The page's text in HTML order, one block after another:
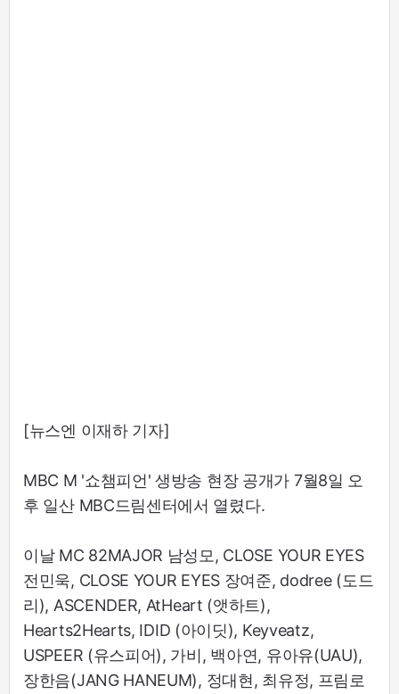
[뉴스엔 이재하 기자]
MBC M '쇼챔피언' 생방송 현장 공개가 7월8일 오
후 일산 MBC드림센터에서 열렸다.
이날 MC 82MAJOR 남성모, CLOSE YOUR EYES
전민욱, CLOSE YOUR EYES 장여준, dodree (도드
리), ASCENDER, AtHeart (앳하트),
Hearts2Hearts, IDID (아이딧), Keyveatz,
USPEER (유스피어), 가비, 백아연, 유아유(UAU),
장한음(JANG HANEUM), 정대현, 최유정, 프림로